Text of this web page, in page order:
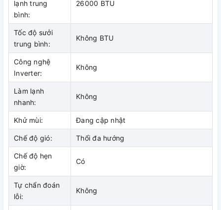
năng làm lạnh.
Máy lạnh Daikin FCNQ26MV1/RNQ26MV1 hoạt động với
công suất 2.5Hp
Hoạt động tối ưu
Máy lạnh Daikin FCNQ26MV1/RNQ26MV1 cho hướng thổi
tròn phân bổ nhiệt đồng đều, cho cảm giác thật dễ chịu.
Máy lạnh Daikin FCNQ26MV1/RNQ26MV1 hoạt động êm ái
với độ ồn thấp từ 28/35dB, không ảnh hưởng đến người tiêu
Máy lạnh Daikin FCNQ26MV1/RNQ26MV1 cho cảm giác dễ
chịu
lạnh trung
bình:
26000 BTU
Tốc độ sưởi
trung bình:
Không BTU
Công nghệ
Inverter:
Không
Làm lạnh
nhanh:
Không
Khử mùi: Đang cập nhật
Chế độ gió: Thổi đa hướng
Chế độ hẹn
giờ:
Có
Tự chẩn đoán
lỗi:
Không